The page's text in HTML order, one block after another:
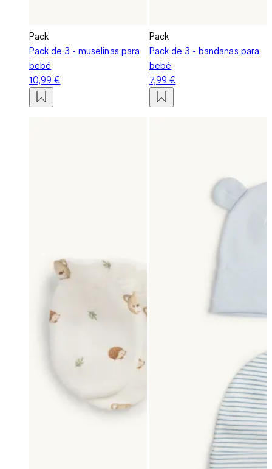
Pack
Pack de 3 - muselinas para
bebé
10,99 €
Pack
Pack de 3 - bandanas para
bebé
7,99 €